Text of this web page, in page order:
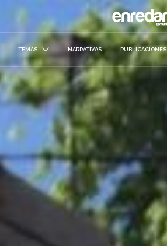
TEMAS NARRATIVAS PUBLICACIONES